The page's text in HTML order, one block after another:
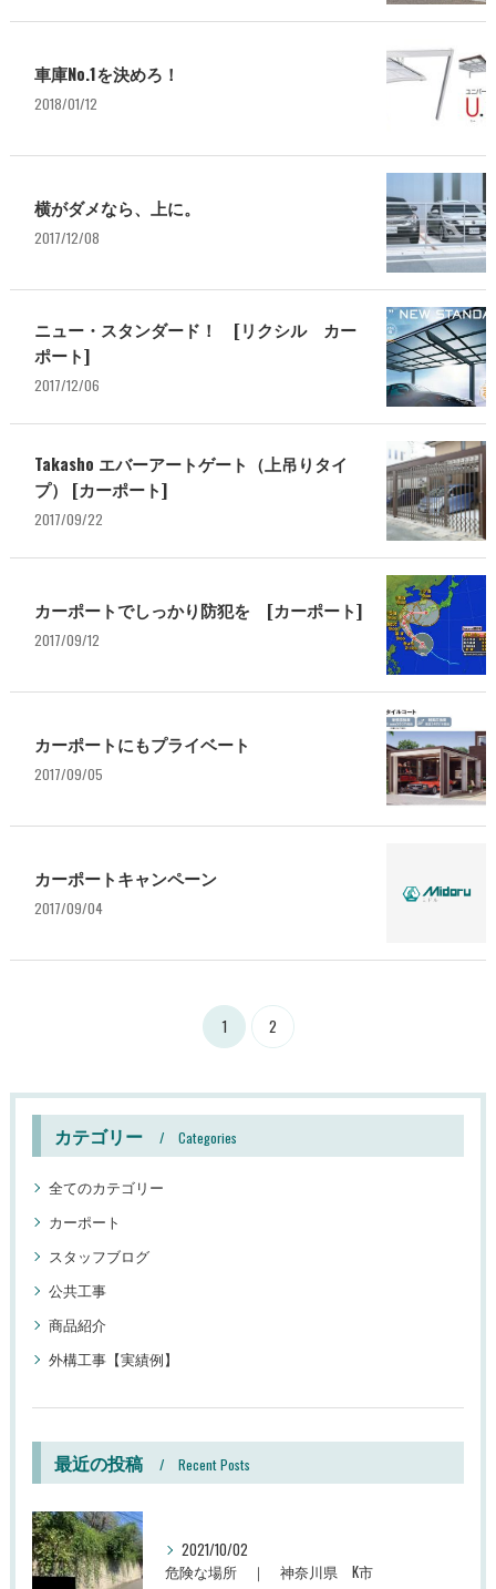
車庫No.1を決めろ！
2018/01/12
横がダメなら、上に。
2017/12/08
ニュー・スタンダード！ [リクシル カー
ポート]
2017/12/06
Takasho エバーアートゲート（上吊りタイ
プ） [カーポート]
2017/09/22
カーポートでしっかり防犯を [カーポート]
2017/09/12
カーポートにもプライベート
2017/09/05
カーポートキャンペーン
2017/09/04
1 2
カテゴリー Categories
全てのカテゴリー
カーポート
スタッフブログ
公共工事
商品紹介
外構工事【実績例】
最近の投稿 Recent Posts
2021/10/02
危険な場所 ｜ 神奈川県 K市